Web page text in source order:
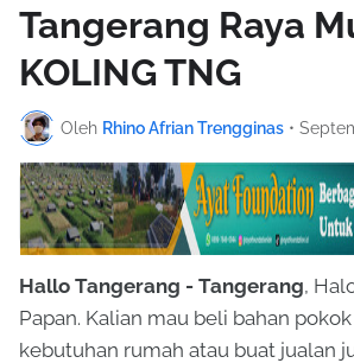
Tangerang Raya
KOLING TNG
Oleh Rhino Afrian Trengginas •
Hallo Tangerang - Tangerang,
Papan. Kalian mau beli bahan
kebutuhan rumah atau buat jualan